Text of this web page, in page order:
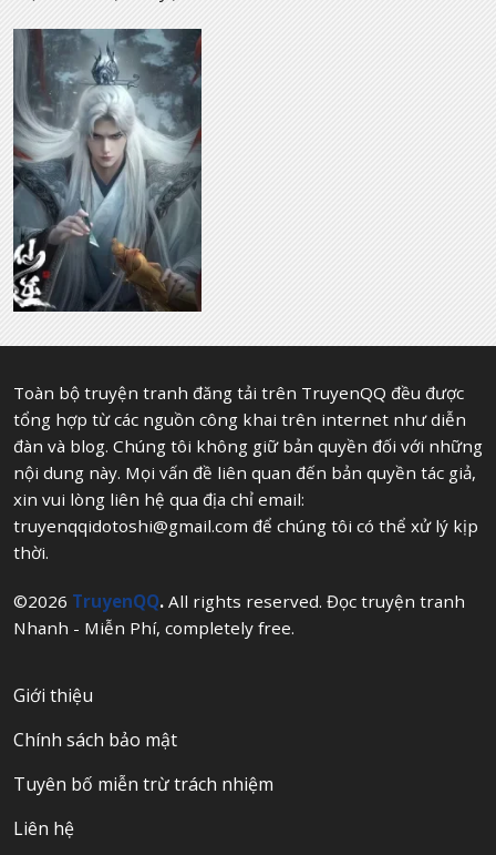
Toàn bộ truyện tranh đăng tải trên TruyenQQ đều được
tổng hợp từ các nguồn công khai trên internet như diễn
đàn và blog. Chúng tôi không giữ bản quyền đối với những
nội dung này. Mọi vấn đề liên quan đến bản quyền tác giả,
xin vui lòng liên hệ qua địa chỉ email:
truyenqqidotoshi@gmail.com để chúng tôi có thể xử lý kịp
thời.
©2026 TruyenQQ. All rights reserved. Đọc truyện tranh
Nhanh - Miễn Phí, completely free.
Giới thiệu
Chính sách bảo mật
Tuyên bố miễn trừ trách nhiệm
Liên hệ